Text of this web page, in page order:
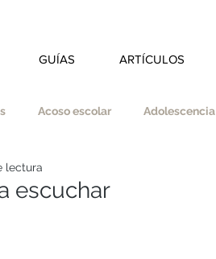
GUÍAS ARTÍCULOS
Acoso escolar Adolescencia
Austeridad
escuchar
lectura